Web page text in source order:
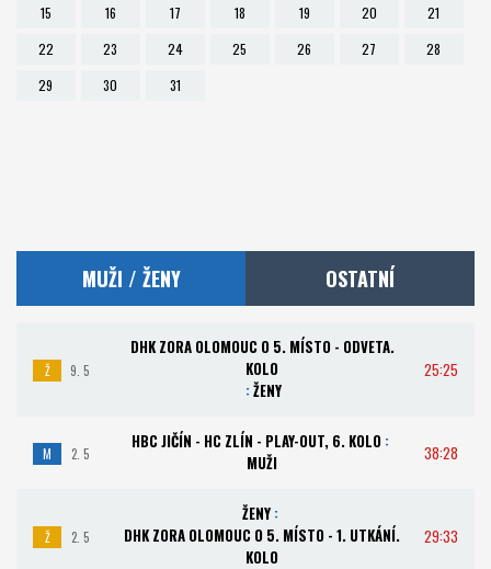
Kontakt
15
16 17 18 19 20
21
22
23 24 25 26 27
28
29
30 31
MUŽI / ŽENY OSTATNÍ
Ž 9. 5
DHK ZORA OLOMOUC O 5. MÍSTO - ODVETA.
KOLO
: ŽENY
25:25
M 2. 5
HBC JIČÍN - HC ZLÍN - PLAY-OUT, 6. KOLO :
MUŽI
38:28
Ž 2. 5
ŽENY :
DHK ZORA OLOMOUC O 5. MÍSTO - 1. UTKÁNÍ.
KOLO
29:33